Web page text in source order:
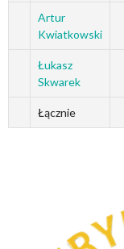
Artur
Kwiatkowski
Łukasz
Skwarek
Łącznie